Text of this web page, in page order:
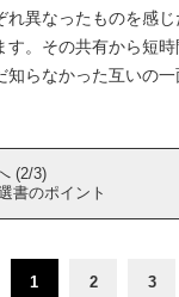
れ異なったものを感
す。その共有から短
知らなかった互いの
(2/3)
書のポイント
1 2 3